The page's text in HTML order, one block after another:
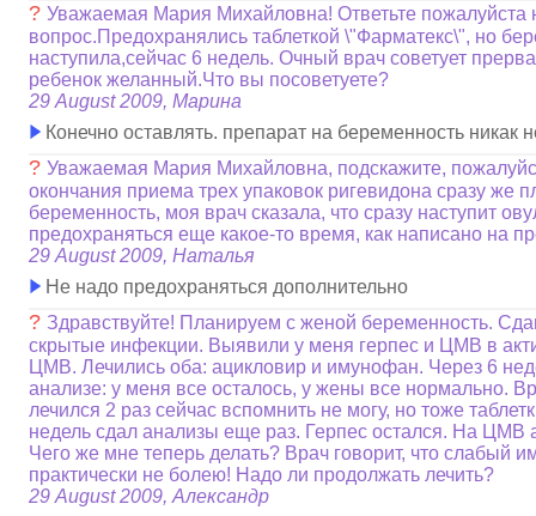
?Уважаемая Мария Михайловна! Ответьте пожалуйста
вопрос.Предохранялись таблеткой \"Фарматекс\", но
наступила,сейчас 6 недель. Очный врач советует
ребенок желанный.Что вы посоветуете?
29 August 2009, Марина
Конечно оставлять. препарат на беременность никак
?Уважаемая Мария Михайловна, подскажите,
окончания приема трех упаковок ригевидона сразу же
беременность, моя врач сказала, что сразу наступит
предохраняться еще какое-то время, как написано на
29 August 2009, Наталья
Не надо предохраняться дополнительно
? Здравствуйте! Планируем с женой беременность.
скрытые инфекции. Выявили у меня герпес и ЦМВ в
ЦМВ. Лечились оба: ацикловир и имунофан. Через 6
анализе: у меня все осталось, у жены все нормально.
лечился 2 раз сейчас вспомнить не могу, но тоже
недель сдал анализы еще раз. Герпес остался. На ЦМВ
Чего же мне теперь делать? Врач говорит, что слабый
практически не болею! Надо ли продолжать лечить?
29 August 2009, Александр